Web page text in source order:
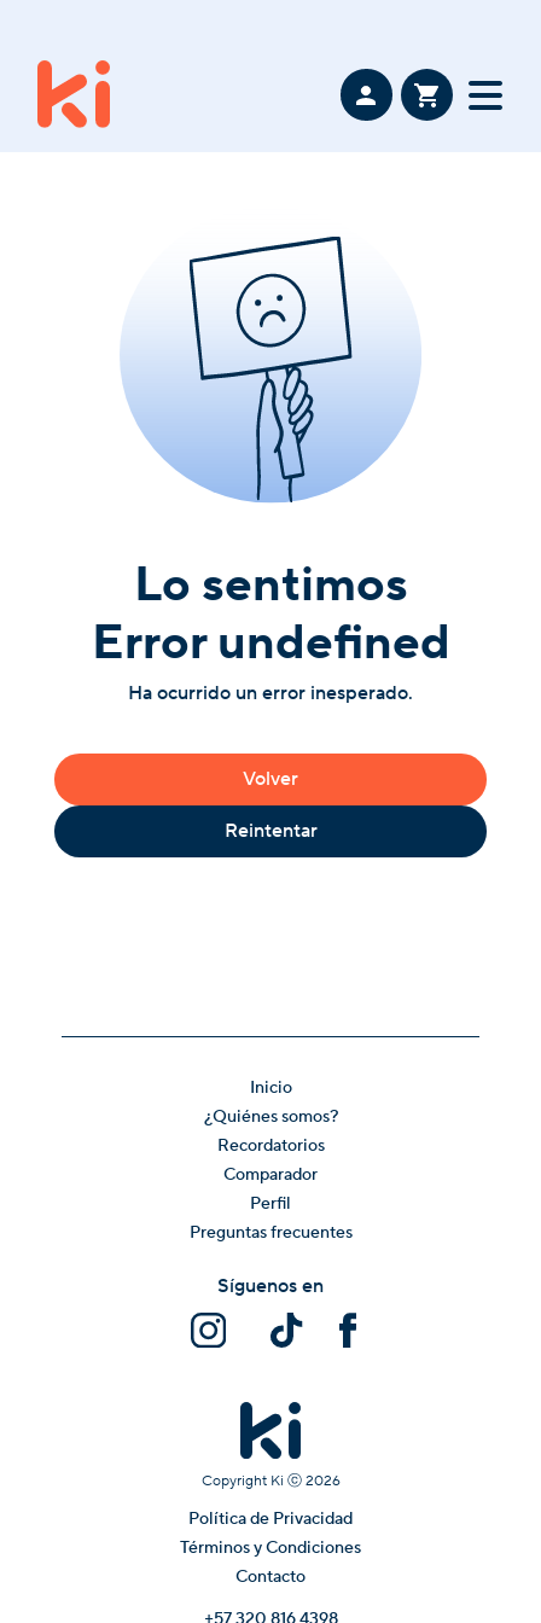
Lo sentimos
Error undefined
Ha ocurrido un error inesperado.
Volver
Reintentar
Inicio
¿Quiénes somos?
Recordatorios
Comparador
Perfil
Preguntas frecuentes
Copyright Ki ⓒ 2026
Política de Privacidad
Términos y Condiciones
Contacto
Síguenos en